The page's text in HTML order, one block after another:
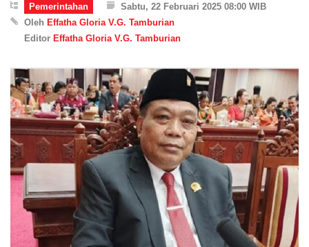
Pemerintahan
Sabtu, 22 Februari 2025 08:00 WIB
Oleh Effatha Gloria V.G. Tamburian
Editor Effatha Gloria V.G. Tamburian